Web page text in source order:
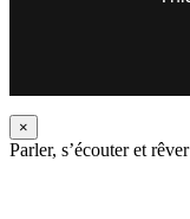
×
Parler, s’écouter et rêver